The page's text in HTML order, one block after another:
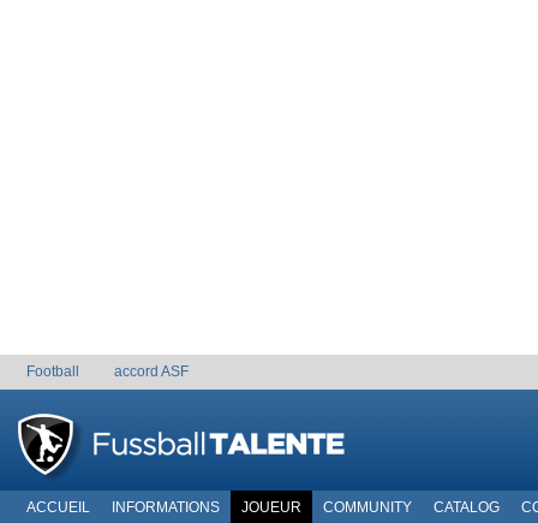
Football accord ASF
ACCUEIL INFORMATIONS JOUEUR COMMUNITY CATALOG